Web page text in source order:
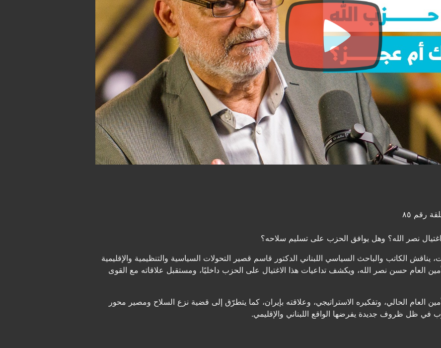
رقم ٨٥
نصر الله؟ وهل يوافق الحزب على تسليم سلاحه؟
الكاتب والباحث السياسي اللبناني الدكتور قاسم قصير التحولات السياسية والتنظيمية والإقليمية
العام حسن نصر الله، ويكشف تداعيات هذا الاغتيال على الحزب داخليًا، ومستقبل علاقاته مع القوى
الحالي، وتفكيره الاستراتيجي، وعلاقته بإيران، كما يتطرّق إلى قضية نزع السلاح ومصير محور
في ظل ظروف جديدة يفرضها الواقع اللبناني والإقليمي.